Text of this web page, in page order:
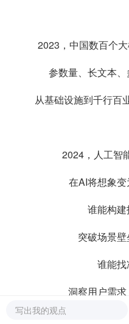
2023，中国数百个
参数量、长文本、
从基础设施到千行百
2024，人工智
在AI将想象变
谁能构建
突破场景壁
谁能找
洞察用户需求
或许正是这场AI赛
写出我的观点